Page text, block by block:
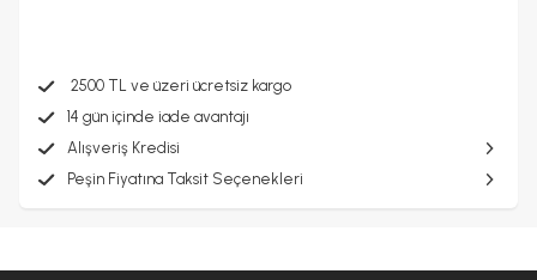
2500 TL ve üzeri ücretsiz kargo
14 gün içinde iade avantajı
Alışveriş Kredisi
Peşin Fiyatına Taksit Seçenekleri